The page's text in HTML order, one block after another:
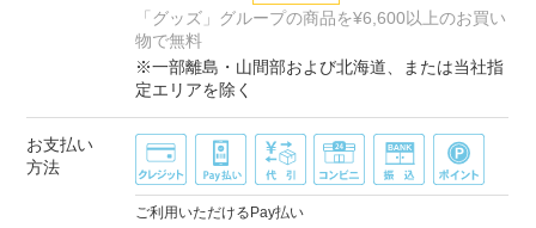
「グッズ」グループの商品を¥6,600以上のお買い
物で無料
※一部離島・山間部および北海道、または当社指
定エリアを除く
お支払い
方法
ご利用いただけるPay払い